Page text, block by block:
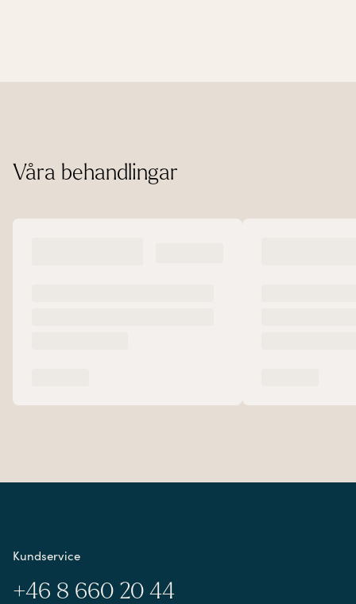
Våra behandlingar
Kundservice
+46 8 660 20 44